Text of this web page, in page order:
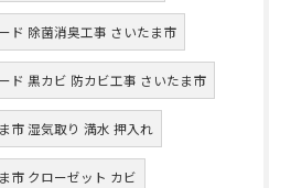
ド 除菌消臭工事 さいたま市
ド 黒カビ 防カビ工事 さいたま市
市 湿気取り 満水 押入れ
市 クローゼット カビ